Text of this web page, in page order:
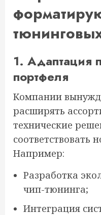
1. Адаптация
портфеля
Компании
расширять
технические
соответствовать
Например:
Разработка
чип-тюнинга;
Интеграция